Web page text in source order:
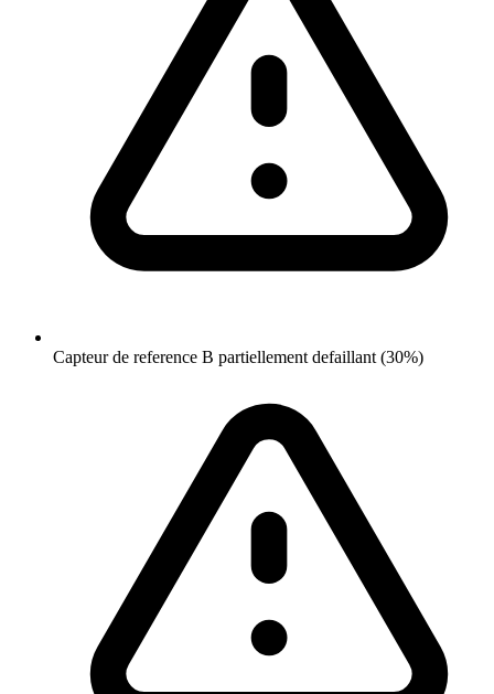
Capteur de reference B partiellement defaillant (30%)